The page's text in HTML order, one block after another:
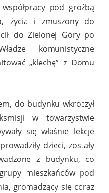
pod groźbą
życia i zmuszony do
do Zielonej Góry po
komunistyczne
„klechę” z Domu
do budynku wkroczył
w towarzystwie
się właśnie lekcje
dzieci, zostały
z budynku, co
mieszkańców pod
gromadzący się coraz